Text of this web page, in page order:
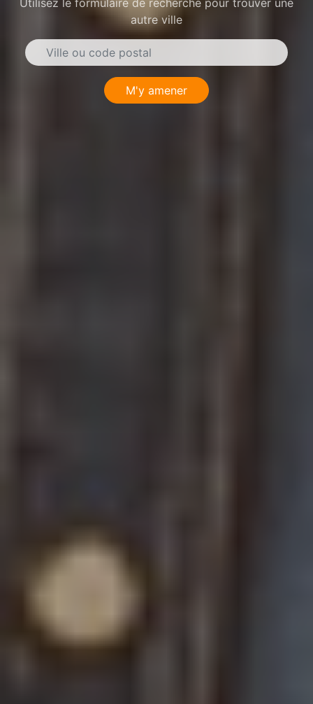
Utilisez le formulaire de recherche pour trouver une
autre ville
M'y amener